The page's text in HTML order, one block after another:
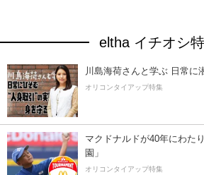
eltha イチオシ
川島海荷さんと学ぶ 日常に
オリコンタイアップ特集
マクドナルドが40年にわた
園」
オリコンタイアップ特集